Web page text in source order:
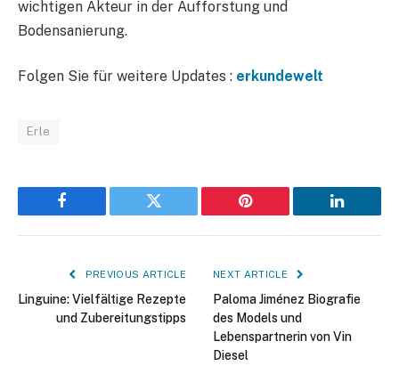
wichtigen Akteur in der Aufforstung und
Bodensanierung.
Folgen Sie für weitere Updates : erkundewelt
Erle
Facebook Twitter Pinterest LinkedIn
PREVIOUS ARTICLE
Linguine: Vielfältige Rezepte
und Zubereitungstipps
NEXT ARTICLE
Paloma Jiménez Biografie
des Models und
Lebenspartnerin von Vin
Diesel